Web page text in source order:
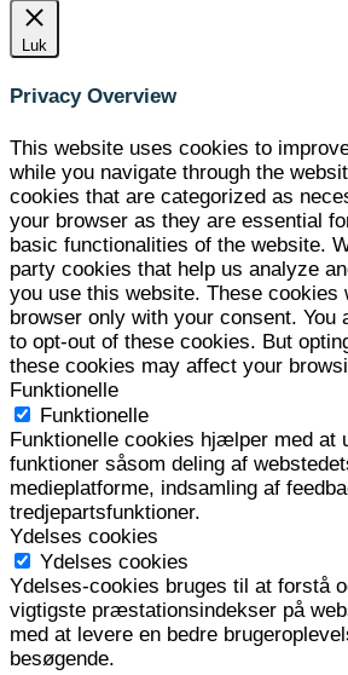
Luk
Privacy Overview
This website uses cookies to
while you navigate through the
cookies that are categorized as
your browser as they are essential
basic functionalities of the website.
party cookies that help us analyze
you use this website. These cookies
browser only with your consent. You
to opt-out of these cookies. But
these cookies may affect your
Funktionelle
Funktionelle
Funktionelle cookies hjælper med at
funktioner såsom deling af
medieplatforme, indsamling af
tredjepartsfunktioner.
Ydelses cookies
Ydelses cookies
Ydelses-cookies bruges til at forstå
vigtigste præstationsindekser på
med at levere en bedre
besøgende.